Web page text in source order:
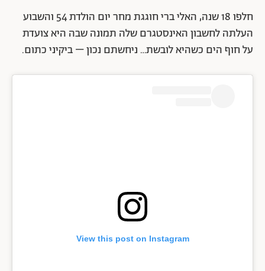
חלפו 18 שנה, האלי ברי חוגגת מחר יום הולדת 54 והשבוע
העלתה לחשבון האינסטגרם שלה תמונה שבה היא צועדת
על חוף הים כשהיא לובשת… ניחשתם נכון – ביקיני כתום.
View this post on Instagram